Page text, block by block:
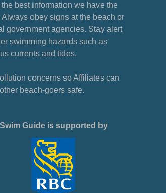
best information we have the
obey signs at the beach or
government agencies. Stay alert
swimming hazards such as
currents and tides.
concerns so Affiliates can
beach-goers safe.
Swim Guide is supported by